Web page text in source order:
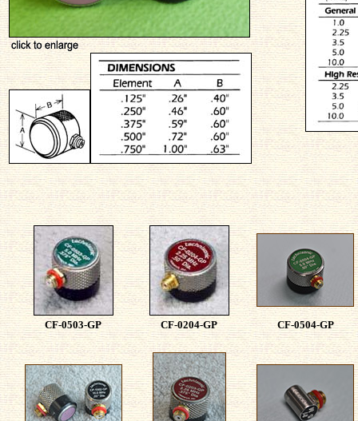
CF-0503-GP CF-0204-GP CF-0504-GP